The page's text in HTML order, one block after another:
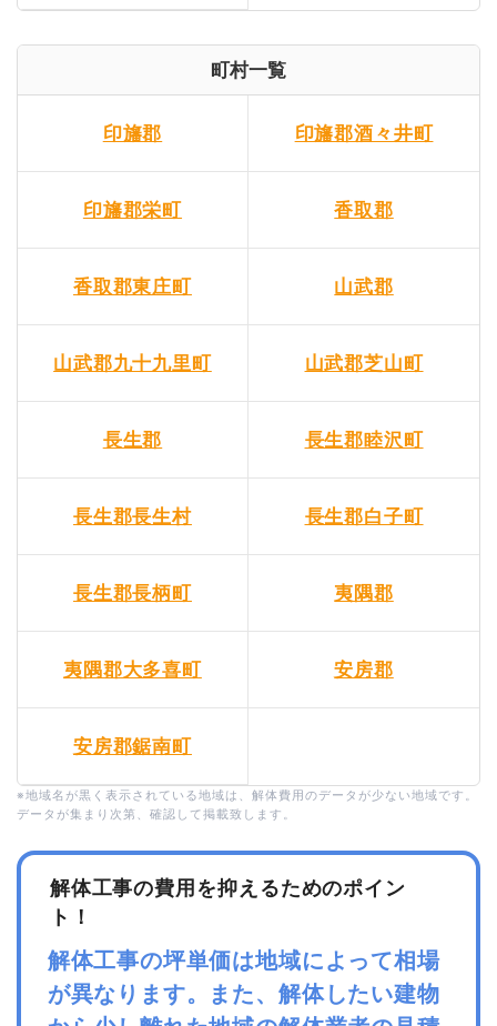
町村一覧
印旛郡 印旛郡酒々井町
印旛郡栄町 香取郡
香取郡東庄町 山武郡
山武郡九十九里町 山武郡芝山町
長生郡 長生郡睦沢町
長生郡長生村 長生郡白子町
長生郡長柄町 夷隅郡
夷隅郡大多喜町 安房郡
安房郡鋸南町
※地域名が黒く表示されている地域は、解体費用のデータが少ない地域です。
データが集まり次第、確認して掲載致します。
解体工事の費用を抑えるためのポイン
ト！
解体工事の坪単価は地域によって相場
が異なります。また、解体したい建物